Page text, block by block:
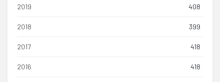
2019 408
2018 399
2017 418
2016 418